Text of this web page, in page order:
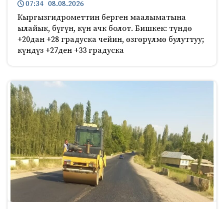
07:34 08.08.2026
Кыргызгидрометтин берген маалыматына
ылайык, бүгүн, күн ачк болот. Бишкек: түндө
+20дан +28 градуска чейин, өзгөрүлмө булуттуу;
күндүз +27ден +33 градуска